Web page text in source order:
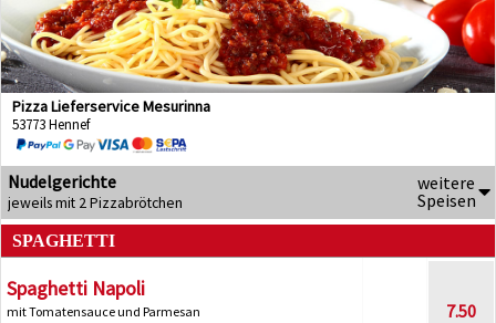
Pizza Lieferservice Mesurinna
53773 Hennef
Nudelgerichte
jeweils mit 2 Pizzabrötchen
weitere
Speisen
SPAGHETTI
Spaghetti Napoli
mit Tomatensauce und Parmesan
7.50